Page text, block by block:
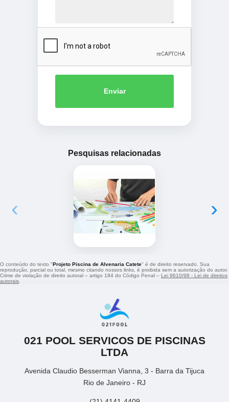
Enviar
Pesquisas relacionadas
‹ ›
O conteúdo do texto " Projeto Piscina de Alvenaria Catete" é de direito reservado. Sua
reprodução, parcial ou total, mesmo citando nossos links, é proibida sem a autorização do autor.
Crime de violação de direito autoral – artigo 184 do Código Penal – Lei 9610/98 - Lei de direitos
autorais.
021 POOL SERVICOS DE PISCINAS
LTDA
Avenida Claudio Besserman Vianna, 3 - Barra da Tijuca
Rio de Janeiro - RJ